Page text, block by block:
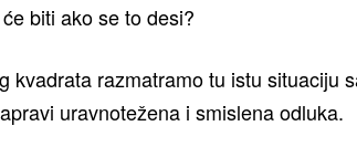
biti ako se to desi?
kvadrata razmatramo tu istu situaciju
uravnotežena i smislena odluka.